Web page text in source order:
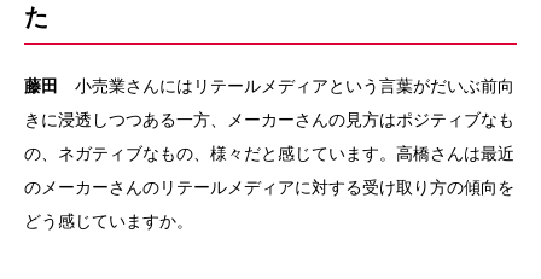
た
藤田
小売業さんにはリテールメディアという言葉がだいぶ前向
きに浸透しつつある一方、メーカーさんの見方はポジティブなも
の、ネガティブなもの、様々だと感じています。高橋さんは最近
のメーカーさんのリテールメディアに対する受け取り方の傾向を
どう感じていますか。